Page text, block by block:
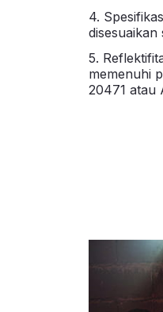
4.
disesuaikan
5.
memenuhi
20471 atau